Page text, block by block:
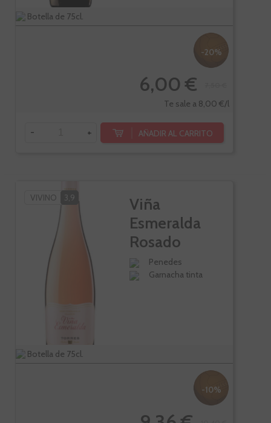
Botella de 75cl.
-20%
6,00 €
Te sale a 8,00 €/l
- + AÑADIR AL CARRITO
VIVINO 3,9
Viña
Esmeralda
Rosado
Penedes
Garnacha tinta
Botella de 75cl.
-10%